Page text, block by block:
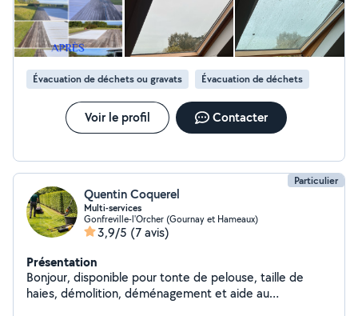
Évacuation de déchets ou gravats Évacuation de déchets
Voir le profil Contacter
Particulier
Quentin Coquerel
Multi-services
Gonfreville-l'Orcher (Gournay et Hameaux)
3,9/5 (7 avis)
Présentation
Bonjour, disponible pour tonte de pelouse, taille de
haies, démolition, déménagement et aide au